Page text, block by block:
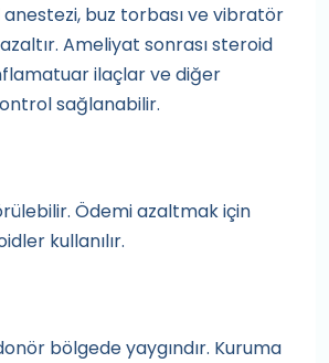
buz torbası ve vibratör
azaltır. Ameliyat sonrası steroid
ilaçlar ve diğer
sağlanabilir.
Ödemi azaltmak için
kullanılır.
bölgede yaygındır. Kuruma